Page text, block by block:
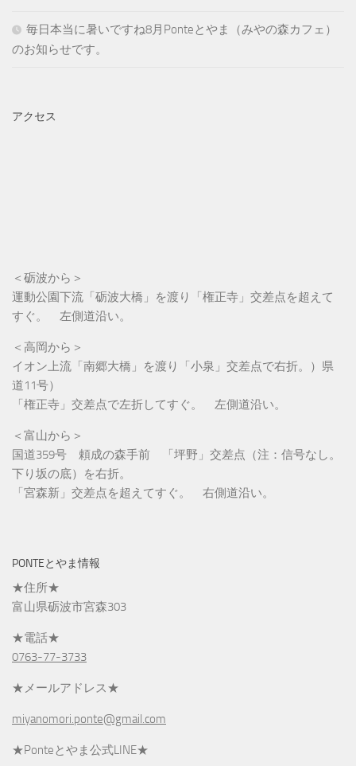
毎日本当に暑いですね8月Ponteとやま（みやの森カフェ）
のお知らせです。
アクセス
＜砺波から＞
運動公園下流「砺波大橋」を渡り「権正寺」交差点を超えて
すぐ。 左側道沿い。
＜高岡から＞
イオン上流「南郷大橋」を渡り「小泉」交差点で右折。）県
道11号）
「権正寺」交差点で左折してすぐ。 左側道沿い。
＜富山から＞
国道359号 頼成の森手前 「坪野」交差点（注：信号なし。
下り坂の底）を右折。
「宮森新」交差点を超えてすぐ。 右側道沿い。
PONTEとやま情報
★住所★
富山県砺波市宮森303
★電話★
0763-77-3733
★メールアドレス★
miyanomori.ponte@gmail.com
★Ponteとやま公式LINE★